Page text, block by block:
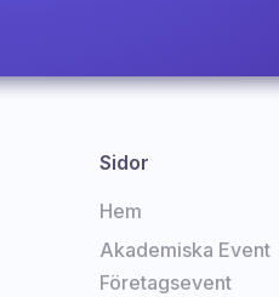
Sidor
Hem
Akademiska Event
Företagsevent